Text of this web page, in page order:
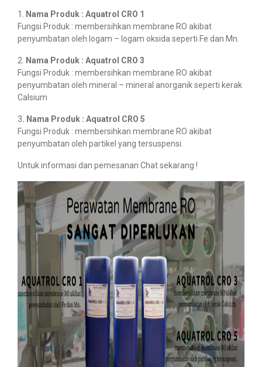
1. Nama Produk : Aquatrol CRO 1
Fungsi Produk : membersihkan membrane RO akibat
penyumbatan oleh logam – logam oksida seperti Fe dan Mn.
2. Nama Produk : Aquatrol CRO 3
Fungsi Produk : membersihkan membrane RO akibat
penyumbatan oleh mineral – mineral anorganik seperti kerak
Calsium
3. Nama Produk : Aquatrol CRO 5
Fungsi Produk : membersihkan membrane RO akibat
penyumbatan oleh partikel yang tersuspensi.
Untuk informasi dan pemesanan Chat sekarang !